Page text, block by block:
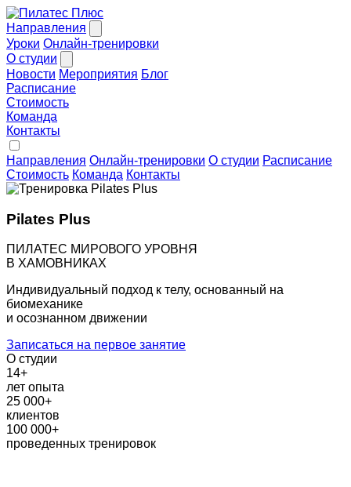
Направления
Уроки Онлайн-тренировки
О студии
Новости Мероприятия Блог
Расписание
Стоимость
Команда
Контакты
Направления Онлайн-тренировки О студии Расписание
Стоимость Команда Контакты
Pilates Plus
ПИЛАТЕС МИРОВОГО УРОВНЯ
В ХАМОВНИКАХ
Индивидуальный подход к телу, основанный на
биомеханике
и осознанном движении
Записаться на первое занятие
О студии
14+
лет опыта
25 000+
клиентов
100 000+
проведенных тренировок